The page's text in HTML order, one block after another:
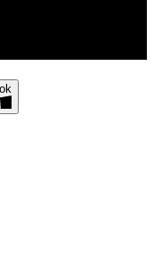
ok